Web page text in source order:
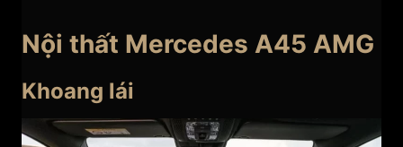
Nội thất Mercedes A45 AMG
Khoang lái